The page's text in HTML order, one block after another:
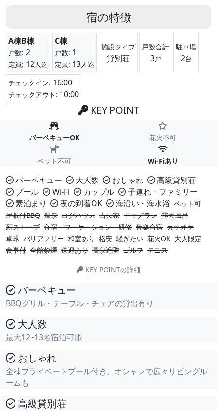
宿の特徴
A棟B棟
戸数: 2
定員: 12人迄
C棟
戸数: 1
定員: 13人迄
施設タイプ
貸別荘
戸数合計
3戸
駐車場
2台
チェックイン: 16:00
チェックアウト: 10:00
KEY POINT
バーベキューOK 花火不可
ペット不可 Wi-Fiあり
バーベキュー 大人数 おしゃれ
高級貸別荘
プール
Wi-Fi カップル
子連れ・ファミリー
素泊まり
夜の到着OK 海沿い・海水浴 ペット可
屋根付BBQ 温泉 ログハウス 古民家 ドッグラン 露天風呂
薪ストーブ 合宿・ワーケーション・研修 音楽合宿 カラオケ
卓球 バリアフリー 和室あり 格安 騒ぎたい 花火OK 大人限定
食事付 全館禁煙 送迎あり 温泉近隣 ゴルフ テニス
KEY POINTの詳細
バーベキュー
BBQグリル・テーブル・チェアの貸出有り
大人数
最大12~13名宿泊可能
おしゃれ
全棟プライベートプール付き。オシャレで広々リビングル
ームも
高級貸別荘